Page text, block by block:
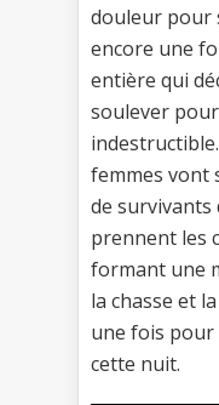
douleur pour
encore une
entière qui
soulever
femmes vont
de survivants
prennent les
formant une
la chasse et
une fois pour
cette nuit.